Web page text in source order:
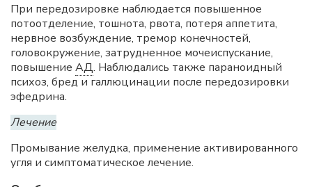
При передозировке наблюдается повышенное
потоотделение, тошнота, рвота, потеря аппетита,
нервное возбуждение, тремор конечностей,
головокружение, затрудненное мочеиспускание,
повышение АД. Наблюдались также параноидный
психоз, бред и галлюцинации после передозировки
эфедрина.
Лечение
Промывание желудка, применение активированного
угля и симптоматическое лечение.